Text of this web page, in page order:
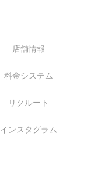
店舗情報
料金システム
リクルート
インスタグラム